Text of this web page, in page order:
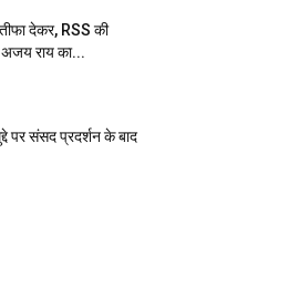
देकर, RSS की
राय का...
पर संसद प्रदर्शन के बाद